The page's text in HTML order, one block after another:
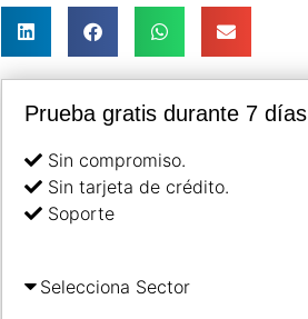
Prueba gratis durante 7 días
Sin compromiso.
Sin tarjeta de crédito.
Soporte